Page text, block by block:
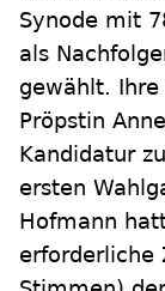
Synode mit
als
gewählt.
Pröpstin
Kandidatur
ersten
Hofmann
erforderliche